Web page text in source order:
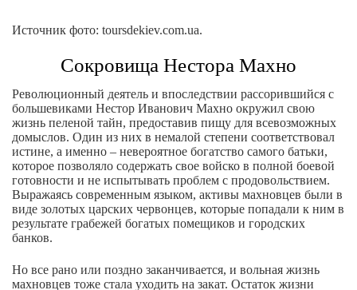
Источник фото: toursdekiev.com.ua.
Сокровища Нестора Махно
Революционный деятель и впоследствии рассорившийся с
большевиками Нестор Иванович Махно окружил свою
жизнь пеленой тайн, предоставив пищу для всевозможных
домыслов. Один из них в немалой степени соответствовал
истине, а именно – невероятное богатство самого батьки,
которое позволяло содержать свое войско в полной боевой
готовности и не испытывать проблем с продовольствием.
Выражаясь современным языком, активы махновцев были в
виде золотых царских червонцев, которые попадали к ним в
результате грабежей богатых помещиков и городских
банков.
Но все рано или поздно заканчивается, и вольная жизнь
махновцев тоже стала уходить на закат. Остаток жизни